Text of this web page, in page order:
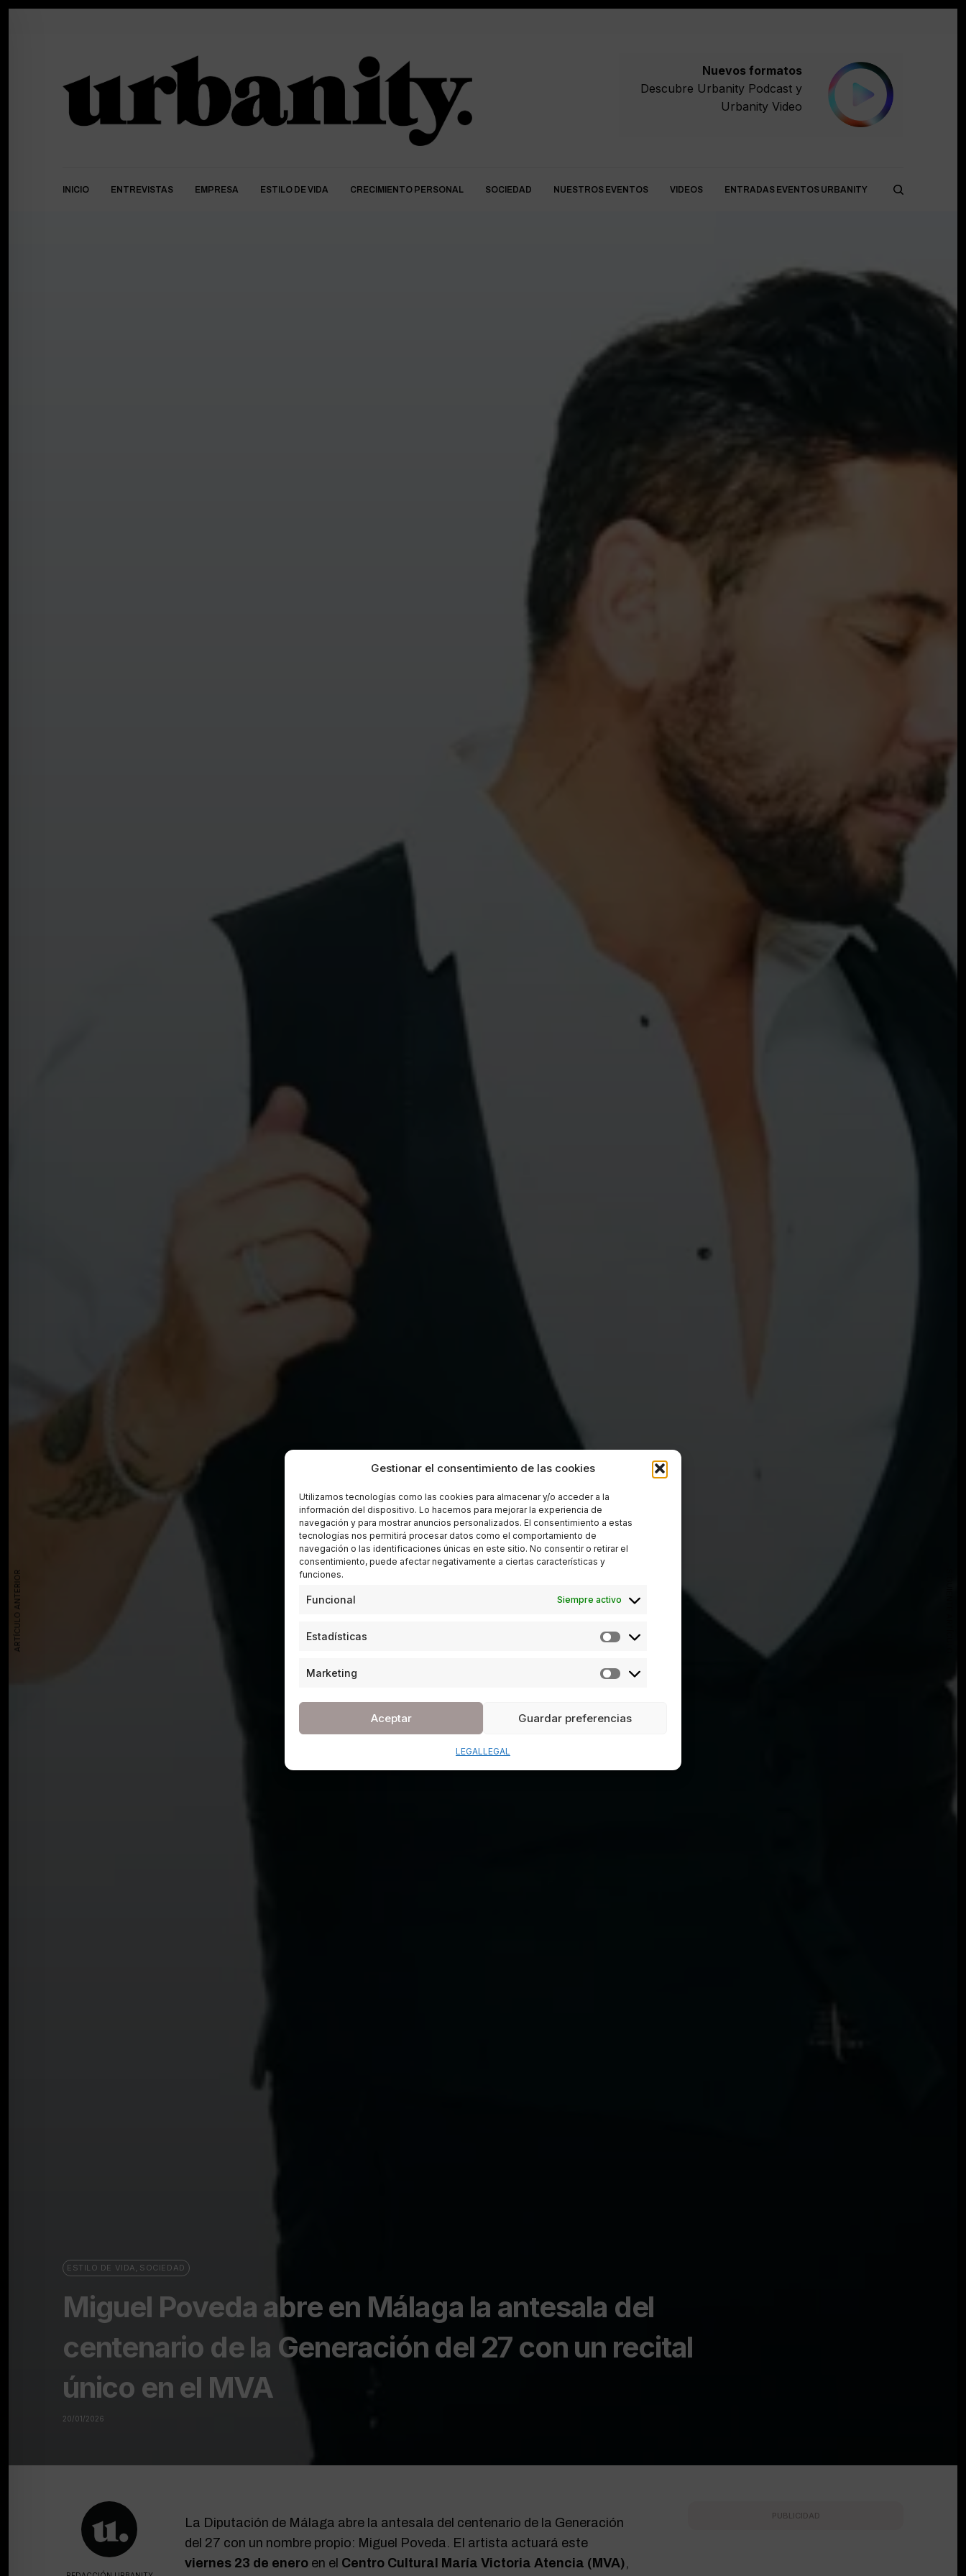
Gestionar el consentimiento de las cookies
Utilizamos tecnologías como las cookies para almacenar y/o acceder a la
información del dispositivo. Lo hacemos para mejorar la experiencia de
navegación y para mostrar anuncios personalizados. El consentimiento a estas
tecnologías nos permitirá procesar datos como el comportamiento de
navegación o las identificaciones únicas en este sitio. No consentir o retirar el
consentimiento, puede afectar negativamente a ciertas características y
funciones.
Funcional Siempre activo
Estadísticas
Marketing
Aceptar Guardar preferencias
LEGALLEGAL
Nuevos formatos
Descubre Urbanity Podcasty
Urbanity Video
INICIO ENTREVISTAS EMPRESA ESTILO DE VIDA CRECIMIENTO PERSONAL SOCIEDAD NUESTROS EVENTOS VIDEOS ENTRADAS EVENTOS URBANITY
ESTILO DE VIDA , SOCIEDAD
Miguel Poveda abre en Málaga la antesala del
centenario de la Generación del 27 con un recital
único en el MVA
20/01/2026
La Diputación de Málaga abre la antesala del centenario de la Generación
del 27 con un nombre propio: Miguel Poveda. El artista actuará este
viernes 23 de enero en el Centro Cultural María Victoria Atencia (MVA),
PUBLICIDAD
ARTÍCULO ANTERIOR